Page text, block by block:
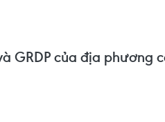
GRDP của địa phương